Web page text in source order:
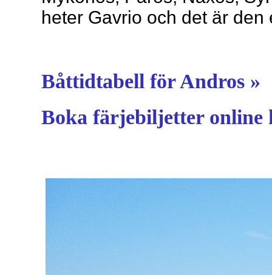
heter Gavrio och det är
Båttidtabell för Andros »
Boka färjebiljetter online